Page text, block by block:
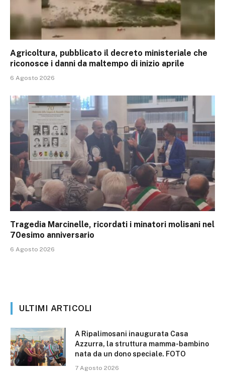
Agricoltura, pubblicato il decreto ministeriale che
riconosce i danni da maltempo di inizio aprile
6 Agosto 2026
Tragedia Marcinelle, ricordati i minatori molisani nel
70esimo anniversario
6 Agosto 2026
ULTIMI ARTICOLI
A Ripalimosani inaugurata Casa
Azzurra, la struttura mamma-bambino
nata da un dono speciale. FOTO
7 Agosto 2026